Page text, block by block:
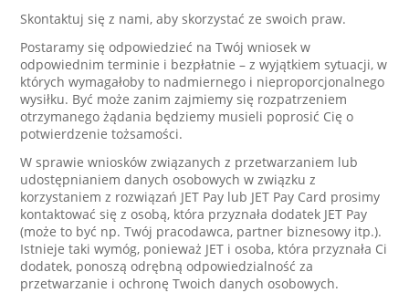
Skontaktuj się z nami, aby skorzystać ze swoich praw.
Postaramy się odpowiedzieć na Twój wniosek w
odpowiednim terminie i bezpłatnie – z wyjątkiem sytuacji, w
których wymagałoby to nadmiernego i nieproporcjonalnego
wysiłku. Być może zanim zajmiemy się rozpatrzeniem
otrzymanego żądania będziemy musieli poprosić Cię o
potwierdzenie tożsamości.
W sprawie wniosków związanych z przetwarzaniem lub
udostępnianiem danych osobowych w związku z
korzystaniem z rozwiązań JET Pay lub JET Pay Card prosimy
kontaktować się z osobą, która przyznała dodatek JET Pay
(może to być np. Twój pracodawca, partner biznesowy itp.).
Istnieje taki wymóg, ponieważ JET i osoba, która przyznała Ci
dodatek, ponoszą odrębną odpowiedzialność za
przetwarzanie i ochronę Twoich danych osobowych.